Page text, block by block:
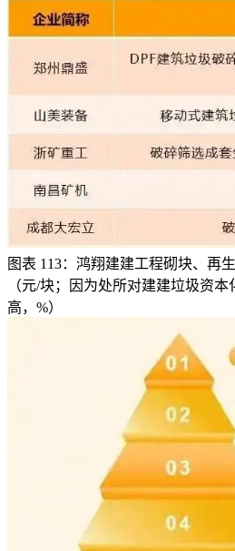
图表 113：鸿翔建建工程砌块、再
（元/块；因为处所对建建垃圾资
高，%）